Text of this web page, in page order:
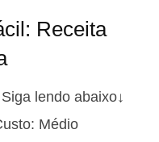
Receita
lendo abaixo↓
Médio